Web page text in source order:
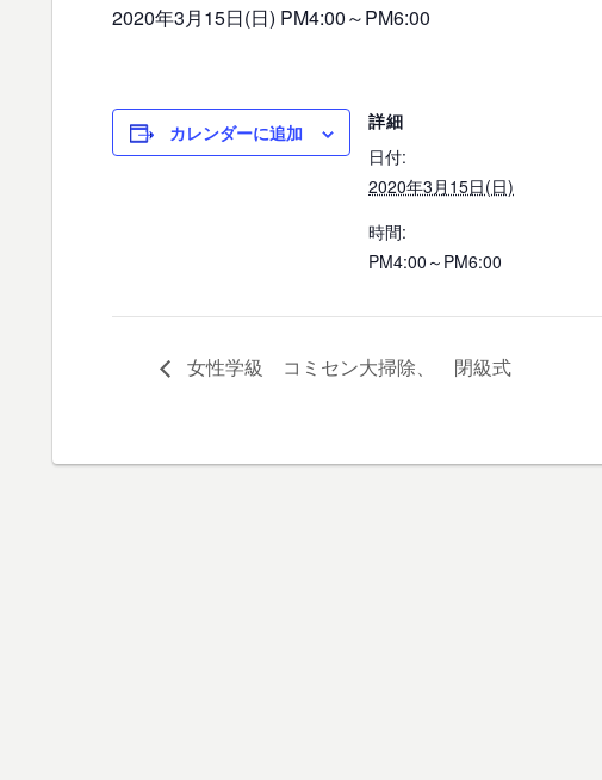
2020年3月15日(日) PM4:00～PM6:00
カレンダーに追加
詳細
日付:
2020年3月15日(日)
時間:
PM4:00～PM6:00
女性学級 コミセン大掃除、 閉級式